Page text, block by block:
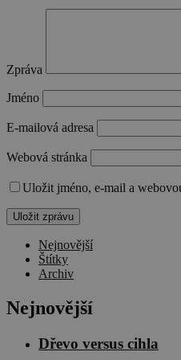
Zpráva
Jméno
E-mailová adresa
Webová stránka
Uložit jméno, e-mail a
Nejnovější
Štítky
Archiv
Nejnovější
Dřevo versus cihla